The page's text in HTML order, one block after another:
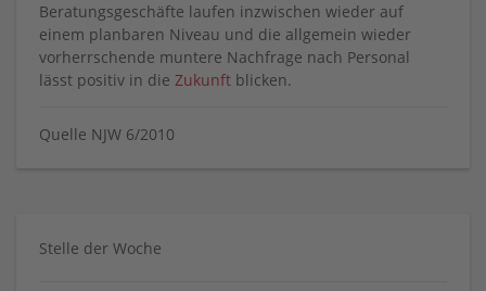
Beratungsgeschäfte laufen inzwischen wieder auf
einem planbaren Niveau und die allgemein wieder
vorherrschende muntere Nachfrage nach Personal
lässt positiv in die Zukunft blicken.
Quelle NJW 6/2010
Stelle der Woche